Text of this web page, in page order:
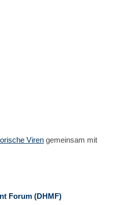
Viren gemeinsam mit
Forum (DHMF)